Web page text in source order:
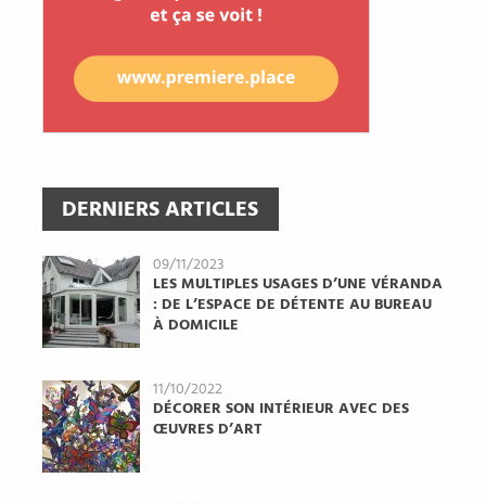
DERNIERS ARTICLES
09/11/2023
LES MULTIPLES USAGES D’UNE VÉRANDA
: DE L’ESPACE DE DÉTENTE AU BUREAU
À DOMICILE
11/10/2022
DÉCORER SON INTÉRIEUR AVEC DES
ŒUVRES D’ART